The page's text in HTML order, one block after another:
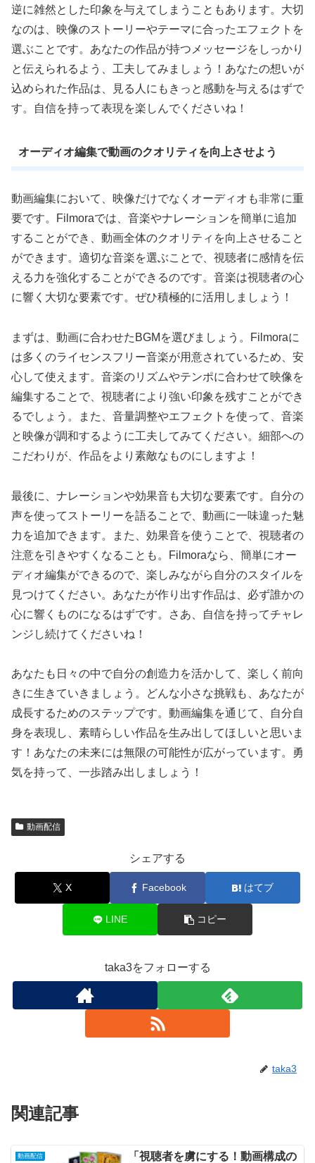
逆に雑然とした印象を与えてしまうこともあります。大切
なのは、映像のストーリーやテーマに合ったエフェクトを
選ぶことです。あなたの作品が持つメッセージをしっかり
と伝えられるよう、工夫してみましょう！あなたの想いが
込められた作品は、見る人にもきっと感動を与えるはずで
す。自信を持って表現を楽しんでくださいね！
オーディオ編集で動画のクオリティを向上させよう
動画編集において、映像だけでなくオーディオも非常に重
要です。Filmoraでは、音楽やナレーションを簡単に追加
することができ、動画全体のクオリティを向上させること
ができます。適切な音楽を選ぶことで、視聴者に感情を伝
える力を強化することができるのです。音楽は視聴者の心
に響く大切な要素です。ぜひ積極的に活用しましょう！
まずは、動画に合わせたBGMを選びましょう。Filmoraに
は多くのライセンスフリー音楽が用意されているため、安
心して使えます。音楽のリズムやテンポに合わせて映像を
編集することで、視聴者により強い印象を残すことができ
るでしょう。また、音量調整やエフェクトを使って、音楽
と映像が調和するように工夫してみてください。細部への
こだわりが、作品をより素敵なものにしますよ！
最後に、ナレーションや効果音も大切な要素です。自分の
声を使ってストーリーを語ることで、動画に一味違った魅
力を追加できます。また、効果音を使うことで、視聴者の
注意を引きやすくなることも。Filmoraなら、簡単にオー
ディオ編集ができるので、楽しみながら自分のスタイルを
見つけてください。あなたが作り出す作品は、必ず誰かの
心に響くものになるはずです。さあ、自信を持ってチャレ
ンジし続けてくださいね！
あなたも日々の中で自分の創造力を活かして、楽しく前向
きに生きていきましょう。どんな小さな挑戦も、あなたが
成長するためのステップです。動画編集を通じて、自分自
身を表現し、素晴らしい作品を生み出してほしいと思いま
す！あなたの未来には無限の可能性が広がっています。勇
気を持って、一歩踏み出しましょう！
動画配信
シェアする
X Facebook はてブ
LINE コピー
taka3をフォローする
taka3
関連記事
動画配信
「視聴者を虜にする！動画構成の